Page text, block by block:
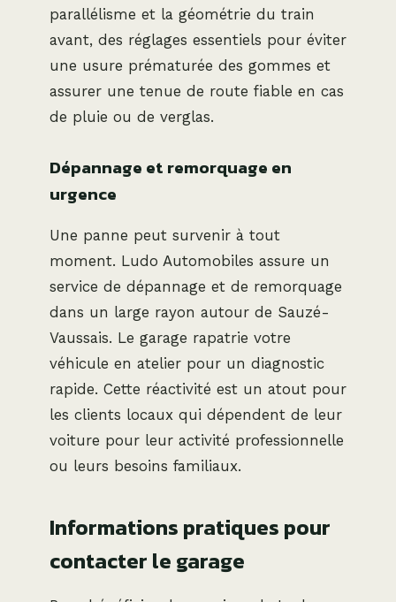
parallélisme et la géométrie du train
avant, des réglages essentiels pour éviter
une usure prématurée des gommes et
assurer une tenue de route fiable en cas
de pluie ou de verglas.
Dépannage et remorquage en
urgence
Une panne peut survenir à tout
moment. Ludo Automobiles assure un
service de dépannage et de remorquage
dans un large rayon autour de Sauzé-
Vaussais. Le garage rapatrie votre
véhicule en atelier pour un diagnostic
rapide. Cette réactivité est un atout pour
les clients locaux qui dépendent de leur
voiture pour leur activité professionnelle
ou leurs besoins familiaux.
Informations pratiques pour
contacter le garage